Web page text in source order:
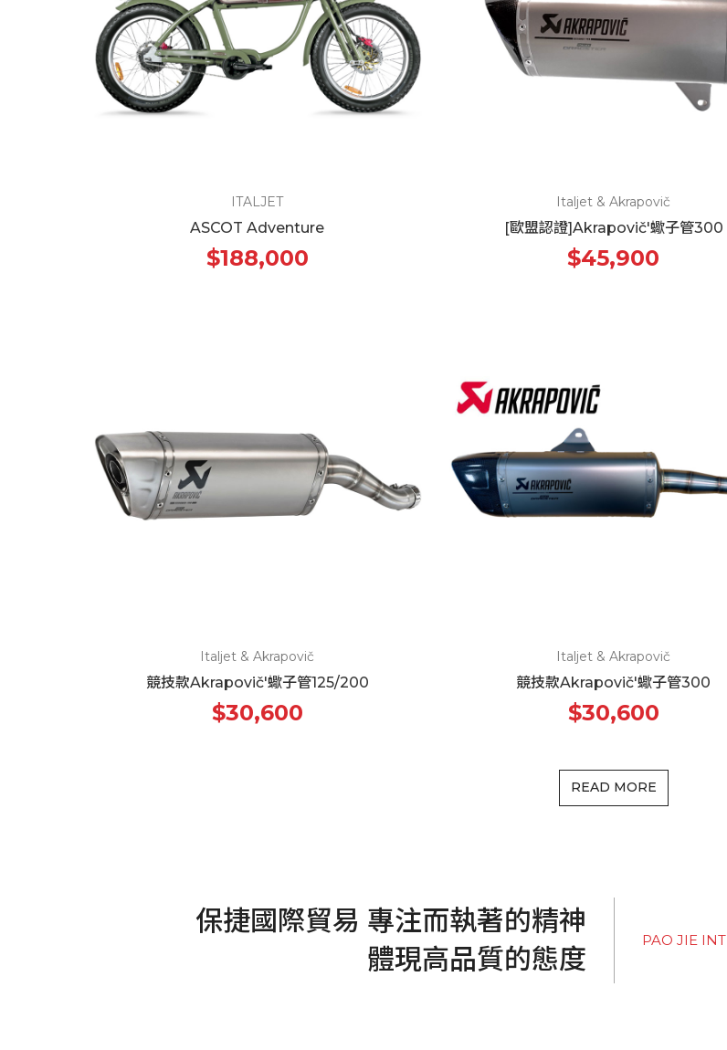
ITALJET
ASCOT Adventure
$188,000
Italjet & Akrapovič
[歐盟認證]Akrapovič'蠍子管300
$45,900
Italjet & Akrapovič
競技款Akrapovič'蠍子管125/200
$30,600
Italjet & Akrapovič
競技款Akrapovič'蠍子管300
$30,600
READ MORE
保捷國際貿易 專注而執著的精神
體現高品質的態度
PAO JIE